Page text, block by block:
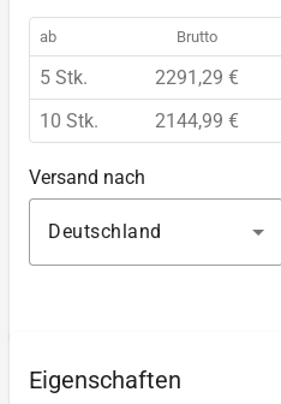
ab Brutto
5 Stk. 2291,29 €
10 Stk.
2144,99 €
Versand nach
Deutschland
Eigenschaften